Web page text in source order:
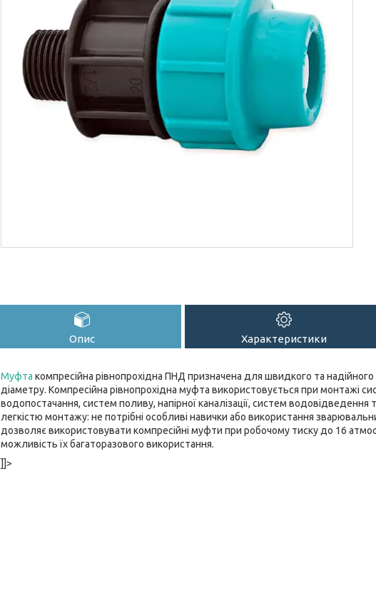
Опис Характеристики
Муфта компресійна рівнопрохідна ПНД призначена для швидкого та
діаметру. Компресійна рівнопрохідна муфта використовується при монтажі
водопостачання, систем поливу, напірної каналізації, систем
легкістю монтажу: не потрібні особливі навички або використання
дозволяє використовувати компресійні муфти при робочому тиску до 16
можливість їх багаторазового використання.
]]>